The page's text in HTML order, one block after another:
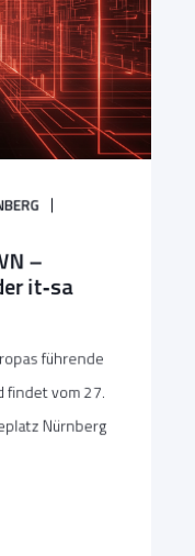
–
it‑sa
führende
findet vom 27.
Nürnberg